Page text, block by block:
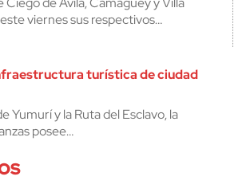
viernes sus respectivos…
turística de ciudad
Yumurí y la Ruta del Esclavo, la
posee…